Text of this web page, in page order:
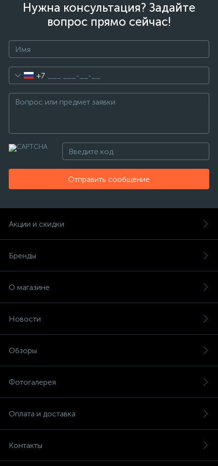
Нужна консультация? Задайте
вопрос прямо сейчас!
+7
Отправить сообщение
Акции и скидки
Бренды
О магазине
Новости
Обзоры
Фотогалерея
Оплата и доставка
Контакты